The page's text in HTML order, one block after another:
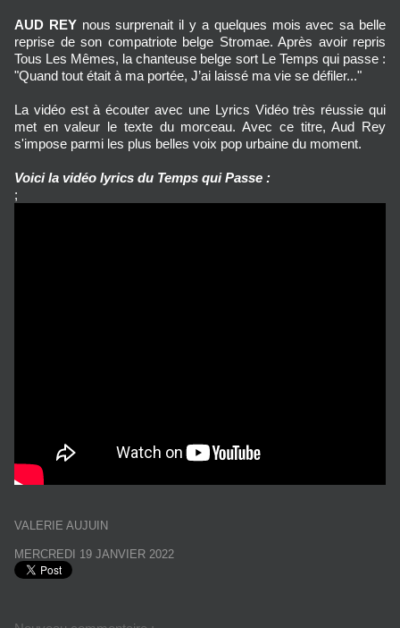
AUD REYnous surprenait il y a quelques mois avec sa belle
reprise de son compatriote belge Stromae. Après avoir repris
Tous Les Mêmes, la chanteuse belge sort Le Temps qui passe :
"Quand tout était à ma portée, J’ai laissé ma vie se défiler..."
La vidéo est à écouter avec une Lyrics Vidéo très réussie qui
met en valeur le texte du morceau. Avec ce titre, Aud Rey
s'impose parmi les plus belles voix pop urbaine du moment.
Voici la vidéo lyrics du Temps qui Passe :
;
VALERIE AUJUIN
MERCREDI 19 JANVIER 2022